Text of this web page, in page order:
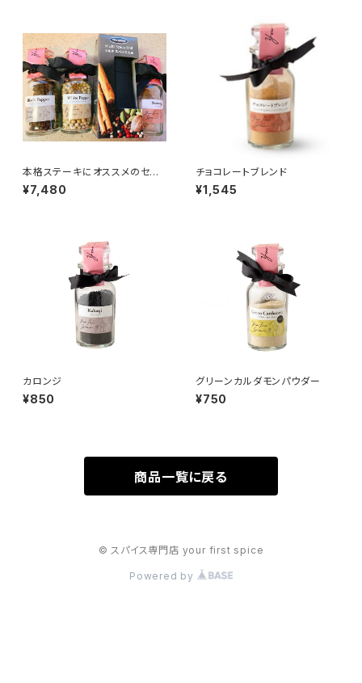
本格ステーキにオススメのセット
（スーパーミル付き）
¥7,480
チョコレートブレンド
¥1,545
カロンジ
¥850
グリーンカルダモンパウダー
¥750
商品一覧に戻る
© スパイス専門店 your first spice
Powered by